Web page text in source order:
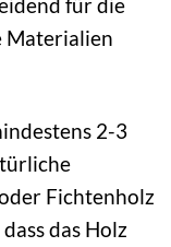
Materialien
2-3
Fichtenholz
das Holz